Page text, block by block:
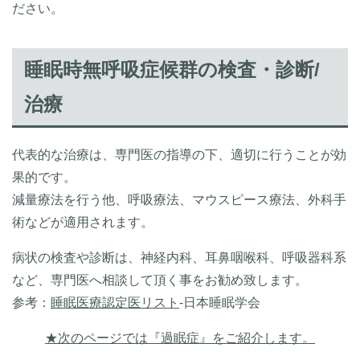
ださい。
睡眠時無呼吸症候群の検査・診断/
治療
代表的な治療は、専門医の指導の下、適切に行うことが効
果的です。
減量療法を行う他、呼吸療法、マウスピース療法、外科手
術などが適用されます。
病状の検査や診断は、神経内科、耳鼻咽喉科、呼吸器科系
など、専門医へ相談して頂く事をお勧め致します。
参考： 睡眠医療認定医リスト -日本睡眠学会
★次のページでは『過眠症』をご紹介します。